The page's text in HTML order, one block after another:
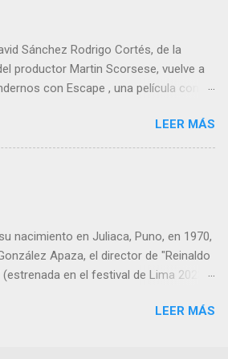
Sánchez Rodrigo Cortés, de la
productor Martin Scorsese, vuelve a
con Escape , una película con
negra, drama carcelario y elementos
en una narrativa que resulta tan
como fascinante. En esta obra, Cortés
que aún hay espacio en el cine
no exentas de algunos tropiezos.
LEER MÁS
nacimiento en Juliaca, Puno, en 1970,
Apaza, el director de "Reinaldo
en el festival de Lima 2023,
de expresar las complejidades y
LEER MÁS